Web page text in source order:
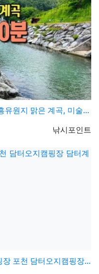
맑은 계곡, 미술관, 캠핑장,…
등록자
낚시포인트
터오지캠핑장 담터계곡 캠핑장…